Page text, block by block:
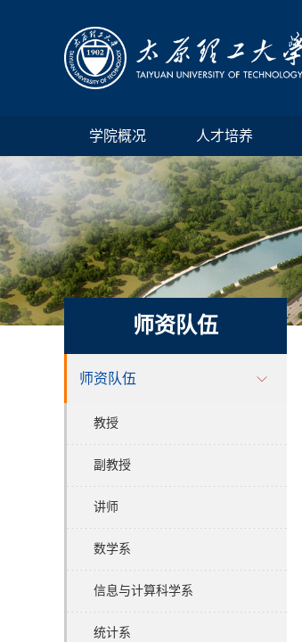
学院概况 人才培养
师资队伍
师资队伍
教授
副教授
讲师
数学系
信息与计算科学系
统计系